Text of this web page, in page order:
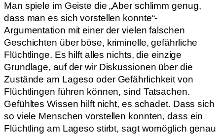
Man spiele im Geiste die „Aber schlimm genug,
dass man es sich vorstellen konnte“-
Argumentation mit einer der vielen falschen
Geschichten über böse, kriminelle, gefährliche
Flüchtlinge. Es hilft alles nichts, die einzige
Grundlage, auf der wir Diskussionen über die
Zustände am Lageso oder Gefährlichkeit von
Flüchtlingen führen können, sind Tatsachen.
Gefühltes Wissen hilft nicht, es schadet. Dass sich
so viele Menschen vorstellen konnten, dass ein
Flüchtling am Lageso stirbt, sagt womöglich genau